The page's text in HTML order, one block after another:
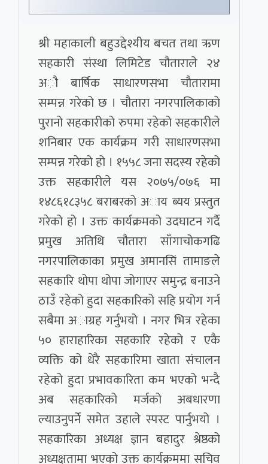
श्री महाकाली बहुउद्देश्यीय बचत तथा ऋण
सहकारी संस्था लिमिटेड चौताराले २४
अौ बार्षिक साधारणसभा चौतारामा
सम्पन्न गरेको छ । चौतारा नगरपालिकाकाे
पुरानो सहकारीको रुपमा रहेको सहकारीले
शनिबार एक कार्यक्रम गरी साधारणसभा
सम्पन्न गरेको हो । १५५८ जना सदस्य रहेको
उक्त सहकारीले यस २०७५/०७६ मा
१४८६१८३५८ बराबरको अाय ब्यय प्रस्तुत
गरेको हो । उक्त कार्यक्रमको उदघाटन गर्दै
प्रमुख अतिथि चौतारा साँगाचोकगढि
नगरपालिकाका प्रमुख अमानसिं तामाङले
सहकारि थोपा थोपा जोगाएर समुन्द्र बनाउने
ठाउँ रहेको हुदा सहकारिको सहि प्रयोग गर्न
सबैमा अाग्रह गर्नुभयो । नगर भित्र रहेका
५० हाराहारिका सहकारि रहेको र एकै
व्यक्ति को धेरै सहकारिमा खाता संचालन
रहेको हुदा प्रभावकारिता कम भएको भन्दै
अब सहकारिको मर्जको अबधारणा
ल्याउनुपर्ने समेत उहाले स्पस्ट पार्नुभयो ।
सहकारिका अध्यक्ष ज्ञान बहादुर श्रेष्ठको
अध्यक्षतामा भएको उक्त कार्यक्रममा सचिव